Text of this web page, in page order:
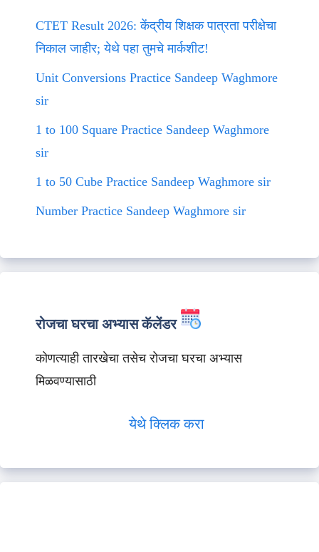
CTET Result 2026: केंद्रीय शिक्षक पात्रता परीक्षेचा
निकाल जाहीर; येथे पहा तुमचे मार्कशीट!
Unit Conversions Practice Sandeep Waghmore
sir
1 to 100 Square Practice Sandeep Waghmore
sir
1 to 50 Cube Practice Sandeep Waghmore sir
Number Practice Sandeep Waghmore sir
रोजचा घरचा अभ्यास कॅलेंडर
कोणत्याही तारखेचा तसेच रोजचा घरचा अभ्यास
मिळवण्यासाठी
येथे क्लिक करा